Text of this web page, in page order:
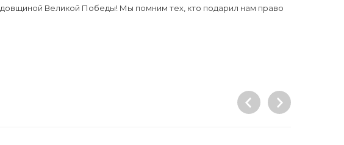
Великой Победы! Мы помним тех, кто подарил нам право